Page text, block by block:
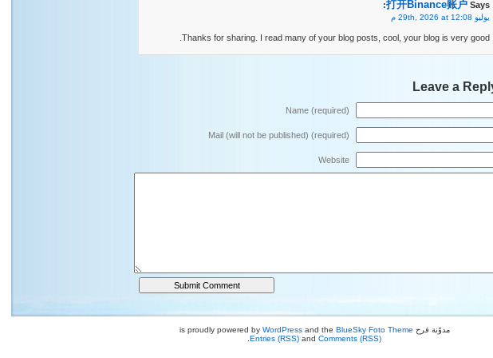
打开Binance账户 Says:
يوليو 29th, 2026 at 12:08 م
Thanks for sharing. I read many of your blog posts, cool, your blog is very good.
Leave a
Name (required)
Mail (will not be published) (required)
Website
مدوّنة فرح is proudly powered by WordPressand the BlueSky Foto Theme
Entries (RSS) and Comments (RSS)
.